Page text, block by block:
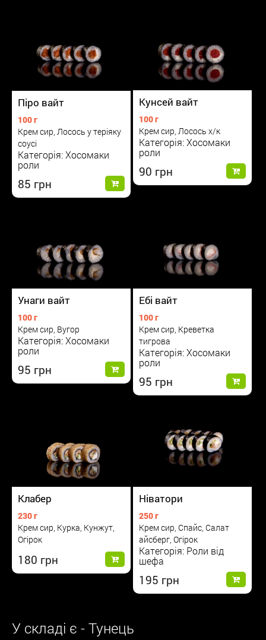
Піро вайт
100 г
Крем сир, Лосось у теріяку
соусі
Категорія: Хосомаки
роли
85
Кунсей вайт
100 г
Крем сир, Лосось х/к
Категорія: Хосомаки
роли
90
Унаги вайт
100 г
Крем сир, Вугор
Категорія: Хосомаки
роли
95
Ебі вайт
100 г
Крем сир, Креветка
тигрова
Категорія: Хосомаки
роли
95
Клабер
230 г
Крем сир, Курка, Кунжут,
Огірок
180
Ніватори
250 г
Крем сир, Спайс, Салат
айсберг, Огірок
Категорія: Роли від
шефа
195
У складі є - Тунець